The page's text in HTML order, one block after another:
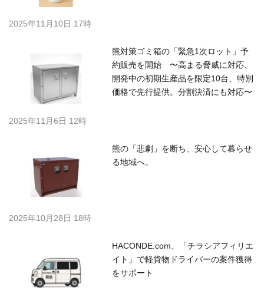
2025年11月10日 17時
熊対策ゴミ箱の「緊急1次ロット」予
約販売を開始 〜高まる脅威に対応、
開発中の初期生産品を限定10台、特別
価格で先行提供。分割決済にも対応〜
2025年11月6日 12時
熊の「悲劇」を断ち、安心して暮らせ
る地域へ。
2025年10月28日 18時
HACONDE.com、「チラシアフィリエ
イト」で軽貨物ドライバーの案件獲得
をサポート